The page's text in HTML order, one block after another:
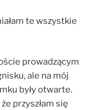
te wszystkie
prowadzącym
ale na mój
były otwarte.
przyszłam się